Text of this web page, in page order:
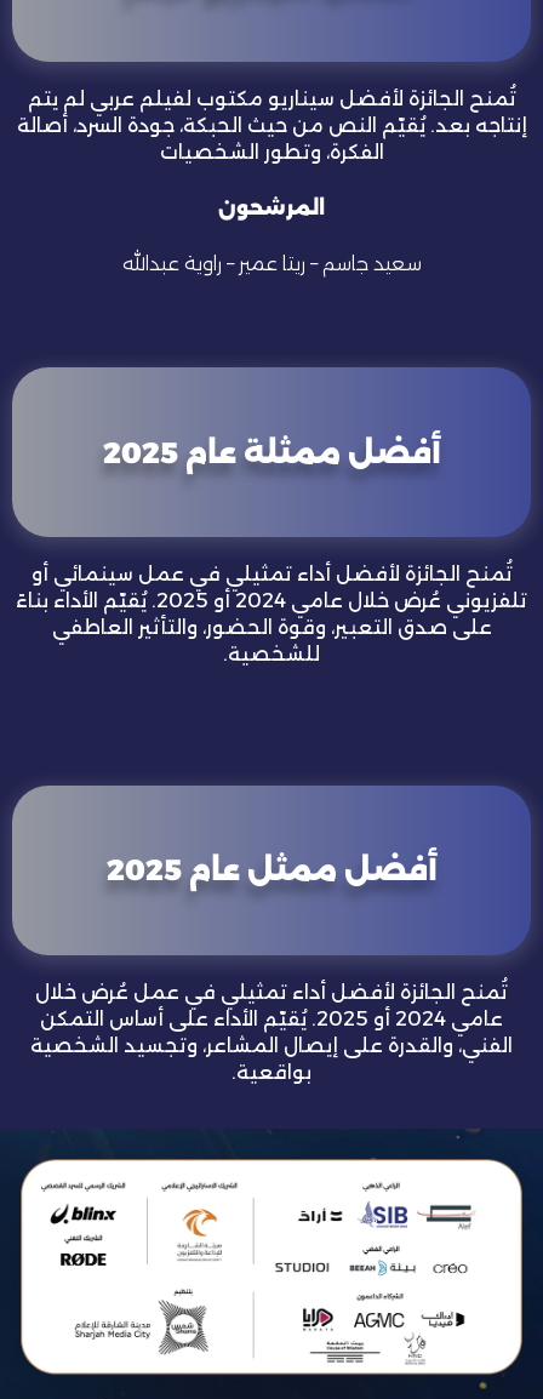
تُمنح الجائزة لأفضل سيناريو مكتوب لفيلم عربي لم يتم
إنتاجه بعد. يُقيّم النص من حيث الحبكة، جودة السرد، أصالة
الفكرة، وتطور الشخصيات
المرشحون
سعيد جاسم– ريتا عمير – راوية عبدالله
أفضل ممثلة عام 2025
تُمنح الجائزة لأفضل أداء تمثيلي في عمل سينمائي أو
تلفزيوني عُرض خلال عامي 2024 أو 2025. يُقيّم الأداء بناءً
على صدق التعبير، وقوة الحضور، والتأثير العاطفي
للشخصية.
أفضل ممثل عام 2025
تُمنح الجائزة لأفضل أداء تمثيلي في عمل عُرض خلال
عامي 2024 أو 2025. يُقيّم الأداء على أساس التمكن
الفني، والقدرة على إيصال المشاعر، وتجسيد الشخصية
بواقعية.